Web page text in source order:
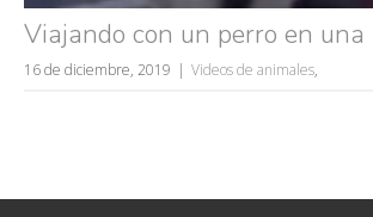
Viajando con un perro en una
16 de diciembre, 2019 Videos de animales,